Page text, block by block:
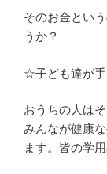
そのお金とい
うか？
☆子ども達が手
おうちの人は
みんなが健康
ます。皆の学